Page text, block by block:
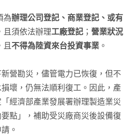
為辦理公司登記、商業登記、或有
且須依法辦理工廠登記 ； 營業狀況
且不得為陸資來台投資事業 。
營勘災，儘管電力已恢復，但不
壞，仍無法順利復工。因此，產
經濟部產業發展署辦理製造業災
點」，補助受災廠商災後設備復
。